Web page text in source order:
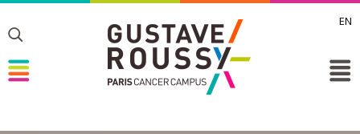
EN
Toggle
Toggle